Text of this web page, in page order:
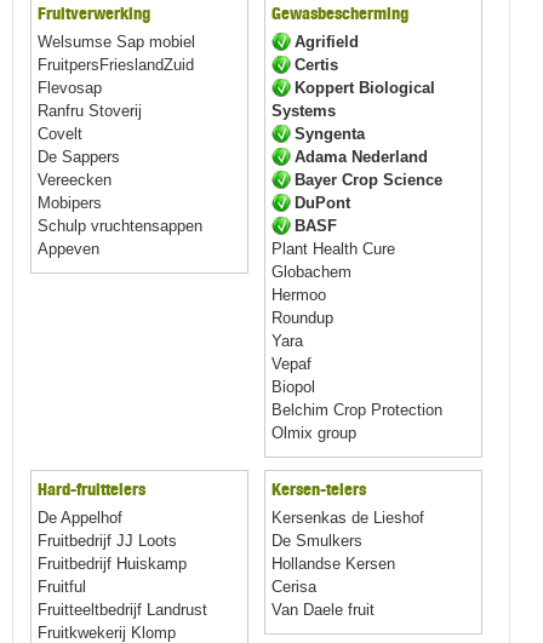
Fruitverwerking
Welsumse Sap mobiel
FruitpersFrieslandZuid
Flevosap
Ranfru Stoverij
Covelt
De Sappers
Vereecken
Mobipers
Schulp vruchtensappen
Appeven
Gewasbescherming
Agrifield
Certis
Koppert Biological
Systems
Syngenta
Adama Nederland
Bayer Crop Science
DuPont
BASF
Plant Health Cure
Globachem
Hermoo
Roundup
Yara
Vepaf
Biopol
Belchim Crop Protection
Olmix group
Hard-fruittelers
De Appelhof
Fruitbedrijf JJ Loots
Fruitbedrijf Huiskamp
Fruitful
Fruitteeltbedrijf Landrust
Fruitkwekerij Klomp
Kersen-telers
Kersenkas de Lieshof
De Smulkers
Hollandse Kersen
Cerisa
Van Daele fruit